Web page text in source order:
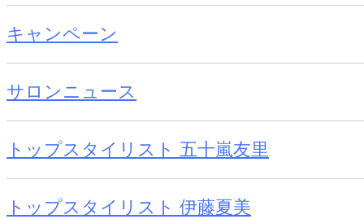
キャンペーン
サロンニュース
トップスタイリスト 五十嵐友里
トップスタイリスト 伊藤夏美